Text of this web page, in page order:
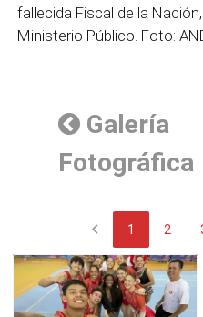
fallecida Fiscal de la
Ministerio Público. Foto:
Galería
Fotográfica
chevron_left 1 2